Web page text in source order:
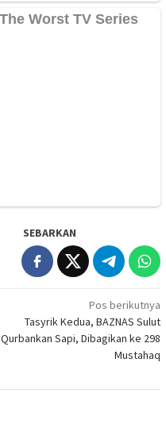
SEBARKAN
Pos berikutnya
Tasyrik Kedua, BAZNAS Sulut
Qurbankan Sapi, Dibagikan ke 298
Mustahaq